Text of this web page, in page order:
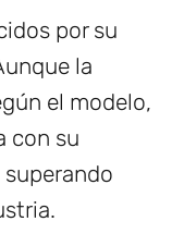
por su
la
el modelo,
con su
superando